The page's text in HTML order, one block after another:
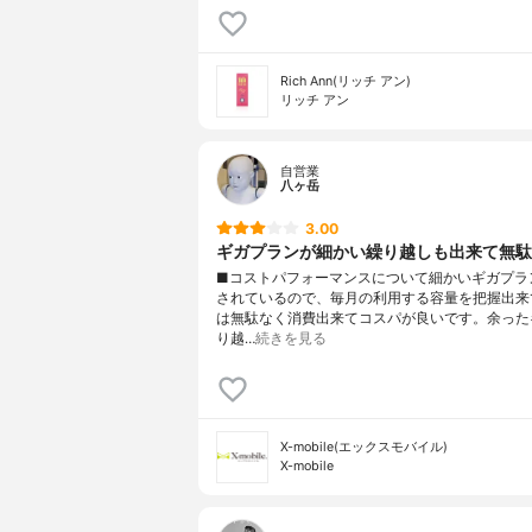
Rich Ann(リッチ アン)
リッチ アン
自営業
八ヶ岳
3.00
ギガプランが細かい繰り越しも出来て無
■コストパフォーマンスについて細かいギガプラ
されているので、毎月の利用する容量を把握出
は無駄なく消費出来てコスパが良いです。余っ
り越…続きを見る
X-mobile(エックスモバイル)
X-mobile